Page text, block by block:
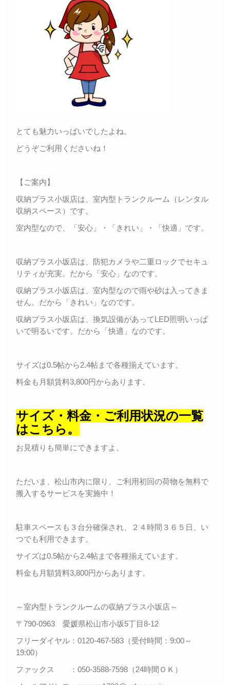
とても魅力いっぱいでしたよね。
どうぞご利用くださいね！
【ご案内】
収納プラス小坂店は、室内型トランクルーム（レンタル
収納スペース）です。
室内型なので、「安心」・「きれい」・「快適」です。
収納プラス小坂店は、防犯カメラや二重ロックでセキュ
リティが充実。だから「安心」なのです。
収納プラス小坂店は、室内型なので雨や砂は入ってきま
せん。だから「きれい」なのです。
収納プラス小坂店は、換気設備があってLED照明いっぱ
いで明るいです。だから「快適」なのです。
サイズは0.5帖から2.4帖まで各種揃えています。
料金も月額賃料3,800円からあります。
サイズ・料金・ご利用状況の一覧
はこちら。
お見積りも簡単にできますよ。
ただいま、松山市内に限り、ご利用初回の荷物を無料で
搬入するサービスを実施中！
駐車スペースも３台分確保され、２４時間３６５日、い
つでも利用できます。
サイズは0.5帖から2.4帖まで各種揃えています。
料金も月額賃料3,800円からあります。
～室内型トランクルームの収納プラス小坂店～
〒790-0963 愛媛県松山市小坂5丁目8-12
フリーダイヤル：0120-467-583（受付時間：9:00～
19:00）
ファックス ：050-3588-7598（24時間ＯＫ）